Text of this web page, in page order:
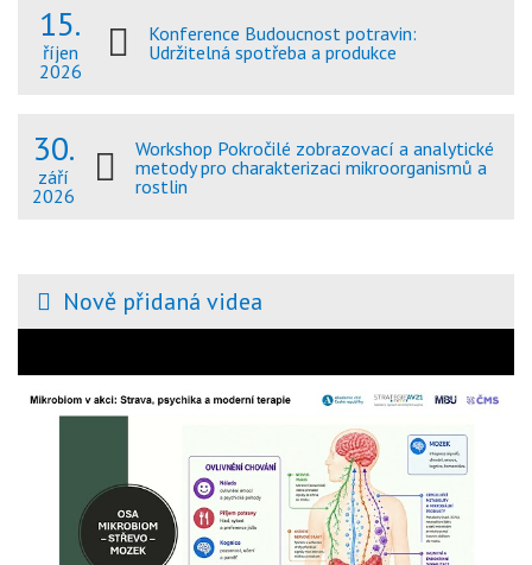
15.
říjen
2026
Konference Budoucnost potravin:
Udržitelná spotřeba a produkce
30.
září
2026
Workshop Pokročilé zobrazovací a analytické
metody pro charakterizaci mikroorganismů a
rostlin
Nově přidaná videa